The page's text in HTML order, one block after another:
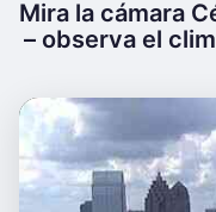
Mira la cámara
– observa el